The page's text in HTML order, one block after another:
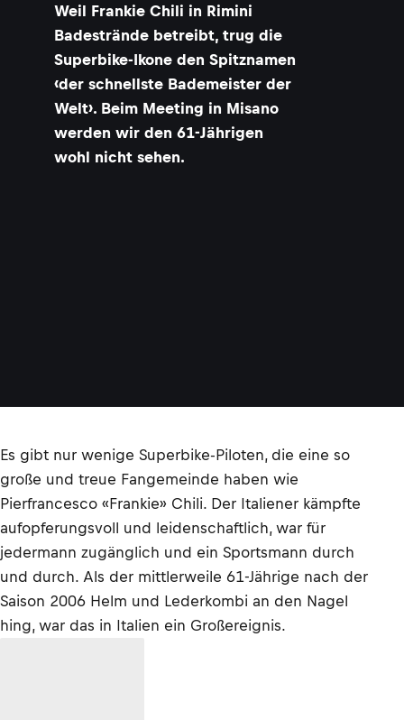
Weil Frankie Chili in Rimini
Badestrände betreibt, trug die
Superbike-Ikone den Spitznamen
‹der schnellste Bademeister der
Welt›. Beim Meeting in Misano
werden wir den 61-Jährigen
wohl nicht sehen.
Es gibt nur wenige Superbike-Piloten, die eine so
große und treue Fangemeinde haben wie
Pierfrancesco «Frankie» Chili. Der Italiener kämpfte
aufopferungsvoll und leidenschaftlich, war für
jedermann zugänglich und ein Sportsmann durch
und durch. Als der mittlerweile 61-Jährige nach der
Saison 2006 Helm und Lederkombi an den Nagel
hing, war das in Italien ein Großereignis.